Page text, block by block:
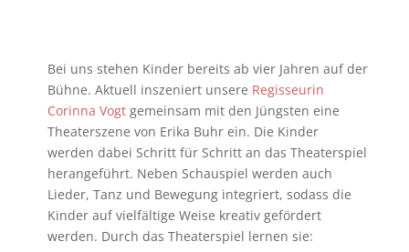
Bei uns stehen Kinder bereits ab vier Jahren auf der
Bühne. Aktuell inszeniert unsere Regisseurin
Corinna Vogtgemeinsam mit den Jüngsten eine
Theaterszene von Erika Buhr ein. Die Kinder
werden dabei Schritt für Schritt an das Theaterspiel
herangeführt. Neben Schauspiel werden auch
Lieder, Tanz und Bewegung integriert, sodass die
Kinder auf vielfältige Weise kreativ gefördert
werden. Durch das Theaterspiel lernen sie: